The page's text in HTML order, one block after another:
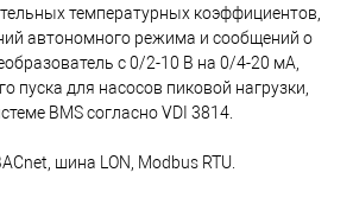
температурных коэффициентов,
автономного режима и сообщений о
с 0/2-10 В на 0/4-20 мА,
пуска для насосов пиковой нагрузки,
BMS согласно VDI 3814.
шина LON, Modbus RTU.